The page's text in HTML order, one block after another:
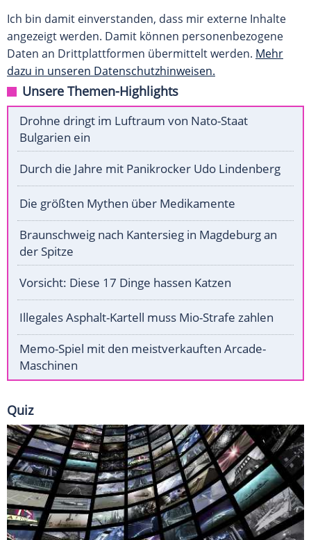
Ich bin damit einverstanden, dass mir externe Inhalte
angezeigt werden. Damit können personenbezogene
Daten an Drittplattformen übermittelt werden. Mehr
dazu in unseren Datenschutzhinweisen.
Unsere Themen-Highlights
Drohne dringt im Luftraum von Nato-Staat
Bulgarien ein
Durch die Jahre mit Panikrocker Udo Lindenberg
Die größten Mythen über Medikamente
Braunschweig nach Kantersieg in Magdeburg an
der Spitze
Vorsicht: Diese 17 Dinge hassen Katzen
Illegales Asphalt-Kartell muss Mio-Strafe zahlen
Memo-Spiel mit den meistverkauften Arcade-
Maschinen
Quiz